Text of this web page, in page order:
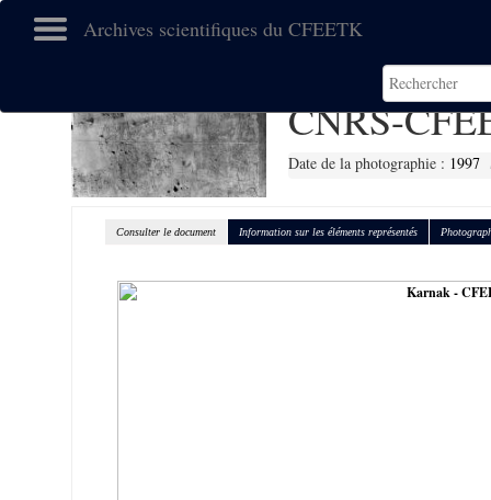
Archives scientifiques du CFEETK
CNRS-
Date de la photographie : 1997
Consulter le document Information sur les éléments représentés